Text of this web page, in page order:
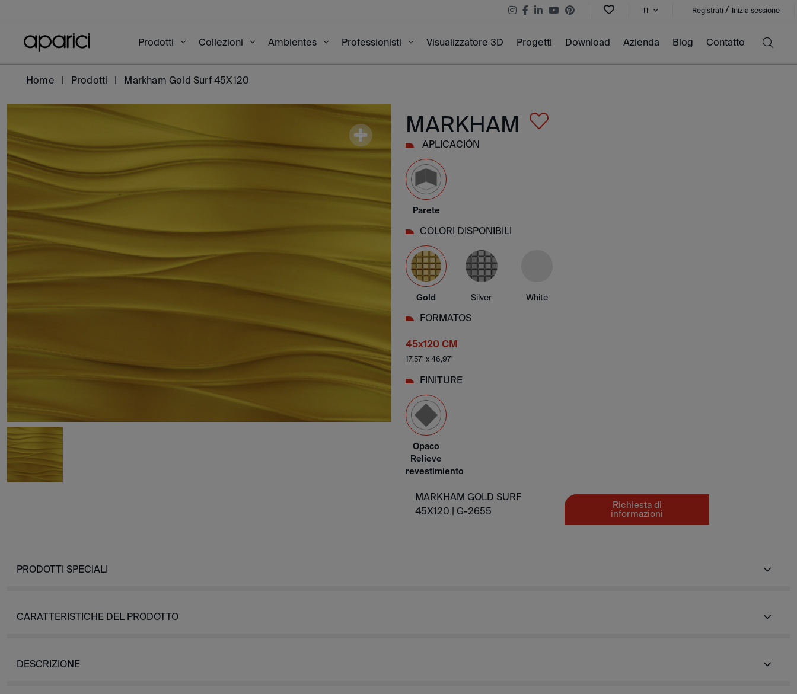
IT Registrati / Inizia sessione
Prodotti Collezioni Ambientes Professionisti Visualizzatore 3D Progetti Download Azienda Blog Contatto
Home Prodotti Markham Gold Surf 45X120
MARKHAM
APLICACIÓN
Parete
COLORI DISPONIBILI
Gold Silver White
FORMATOS
45x120 CM
17,57' x 46,97'
FINITURE
Opaco
Relieve
revestimiento
MARKHAM GOLD SURF
45X120 | G-2655
Richiesta di
informazioni
PRODOTTI SPECIALI
CARATTERISTICHE DEL PRODOTTO
DESCRIZIONE